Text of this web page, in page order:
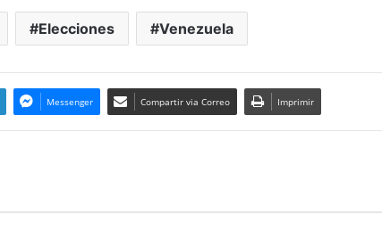
Elecciones Venezuela
Messenger Compartir via Correo Imprimir